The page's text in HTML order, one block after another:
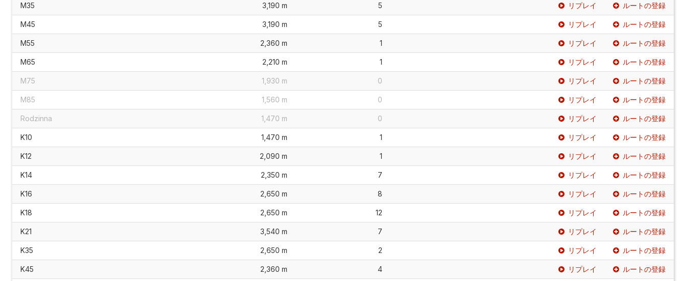
M35 3,190 m 5 リプレイ ルートの登録
M45 3,190 m 5 リプレイ ルートの登録
M55 2,360 m 1 リプレイ ルートの登録
M65 2,210 m 1 リプレイ ルートの登録
M75 1,930 m 0 リプレイ ルートの登録
M85 1,560 m 0 リプレイ ルートの登録
Rodzinna 1,470 m 0 リプレイ ルートの登録
K10 1,470 m 1 リプレイ ルートの登録
K12 2,090 m 1 リプレイ ルートの登録
K14 2,350 m 7 リプレイ ルートの登録
K16 2,650 m 8 リプレイ ルートの登録
K18 2,650 m 12 リプレイ ルートの登録
K21 3,540 m 7 リプレイ ルートの登録
K35 2,650 m 2 リプレイ ルートの登録
K45 2,360 m 4 リプレイ ルートの登録